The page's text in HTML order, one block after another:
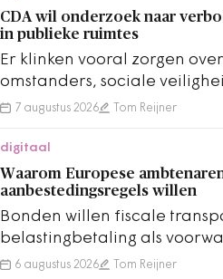
CDA wil onderzoek naar
in publieke ruimtes
Er klinken vooral zorgen
omstanders, sociale
in de openbare ruimte te
7 augustus 2026 Tom Reijner
digitaal
Waarom Europese
aanbestedingsregels willen
Bonden willen fiscale
belastingbetaling als
contracten te winnen.
6 augustus 2026 Tom Reijner